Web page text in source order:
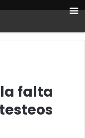
falta